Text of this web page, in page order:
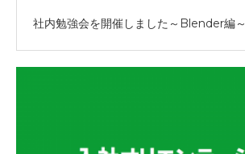
社内勉強会を開催しました～Blender編～